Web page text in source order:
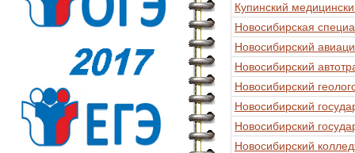
Купинский
Новосибирская
Новосибирский
Новосибирский
Новосибирский
Новосибирский
Новосибирский
Новосибирский